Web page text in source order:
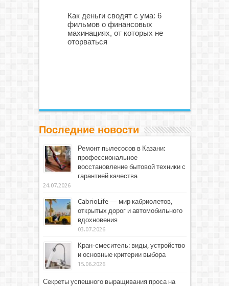
Как деньги сводят с ума: 6
фильмов о финансовых
махинациях, от которых не
оторваться
Последние новости
Ремонт пылесосов в Казани:
профессиональное
восстановление бытовой техники с
гарантией качества
24.07.2026
CabrioLife — мир кабриолетов,
открытых дорог и автомобильного
вдохновения
03.07.2026
Кран-смеситель: виды, устройство
и основные критерии выбора
15.06.2026
Секреты успешного выращивания проса на